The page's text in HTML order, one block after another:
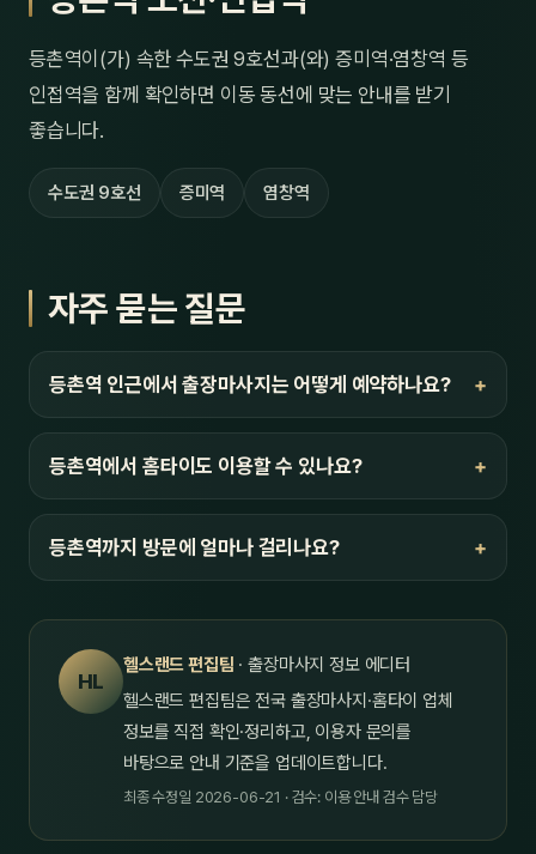
등촌역이(가) 속한 수도권 9호선과(와) 증미역·염창역 등
인접역을 함께 확인하면 이동 동선에 맞는 안내를 받기
좋습니다.
수도권 9호선 증미역 염창역
자주 묻는 질문
등촌역 인근에서 출장마사지는 어떻게 예약하나요?
등촌역에서 홈타이도 이용할 수 있나요?
등촌역까지 방문에 얼마나 걸리나요?
HL
헬스랜드 편집팀 · 출장마사지 정보 에디터
헬스랜드 편집팀은 전국 출장마사지·홈타이 업체
정보를 직접 확인·정리하고, 이용자 문의를
바탕으로 안내 기준을 업데이트합니다.
최종 수정일 2026-06-21 · 검수: 이용 안내 검수 담당